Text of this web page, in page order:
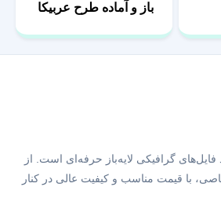
باز و آماده طرح عربیکا
گرافیکی لایه‌باز حرفه‌ای است. از
با قیمت مناسب و کیفیت عالی در کنار